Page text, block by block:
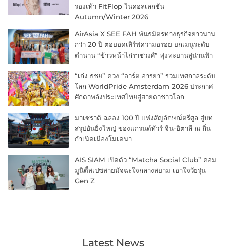
รองเท้า FitFlop ในคอลเลกชัน
Autumn/Winter 2026
AirAsia X SEE FAH พันธมิตรทางธุรกิจยาวนาน
กว่า 20 ปี ต่อยอดเสิร์ฟความอร่อย ยกเมนูระดับ
ตำนาน “ข้าวหน้าไก่ราชวงศ์” พุ่งทะยานสู่น่านฟ้า
“เก่ง ธชย” ควง “อาร์ต อารยา” ร่วมเทศกาลระดับ
โลก WorldPride Amsterdam 2026 ประกาศ
ศักดาพลังประเทศไทยสู่สายตาชาวโลก
มาเซราติ ฉลอง 100 ปี แห่งสัญลักษณ์ตรีศูล สู่บท
สรุปอันยิ่งใหญ่ ของแกรนด์ทัวร์ จีน-อิตาลี ณ ถิ่น
กำเนิดเมืองโมเดนา
AIS SIAM เปิดตัว “Matcha Social Club” คอม
มูนิตี้สเปซสายมัจฉะใจกลางสยาม เอาใจวัยรุ่น
Gen Z
Latest News